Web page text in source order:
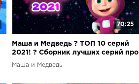
70:25
Маша и Медведь ? ТОП 10 серий
2021! ? Сборник лучших серий про
Машу ? Новый сезон!
Маша и Медведь